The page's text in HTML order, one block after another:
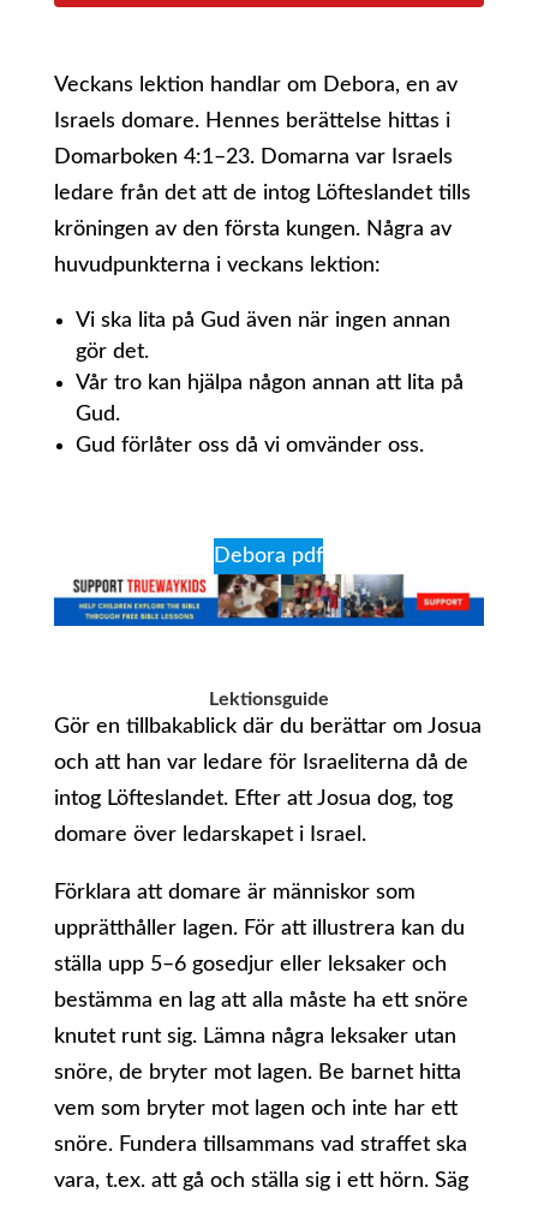
Veckans lektion handlar om Debora, en av
Israels domare. Hennes berättelse hittas i
Domarboken 4:1–23. Domarna var Israels
ledare från det att de intog Löfteslandet tills
kröningen av den första kungen. Några av
huvudpunkterna i veckans lektion:
Vi ska lita på Gud även när ingen annan
gör det.
Vår tro kan hjälpa någon annan att lita på
Gud.
Gud förlåter oss då vi omvänder oss.
Debora pdf
Lektionsguide
Gör en tillbakablick där du berättar om Josua
och att han var ledare för Israeliterna då de
intog Löfteslandet. Efter att Josua dog, tog
domare över ledarskapet i Israel.
Förklara att domare är människor som
upprätthåller lagen. För att illustrera kan du
ställa upp 5–6 gosedjur eller leksaker och
bestämma en lag att alla måste ha ett snöre
knutet runt sig. Lämna några leksaker utan
snöre, de bryter mot lagen. Be barnet hitta
vem som bryter mot lagen och inte har ett
snöre. Fundera tillsammans vad straffet ska
vara, t.ex. att gå och ställa sig i ett hörn. Säg